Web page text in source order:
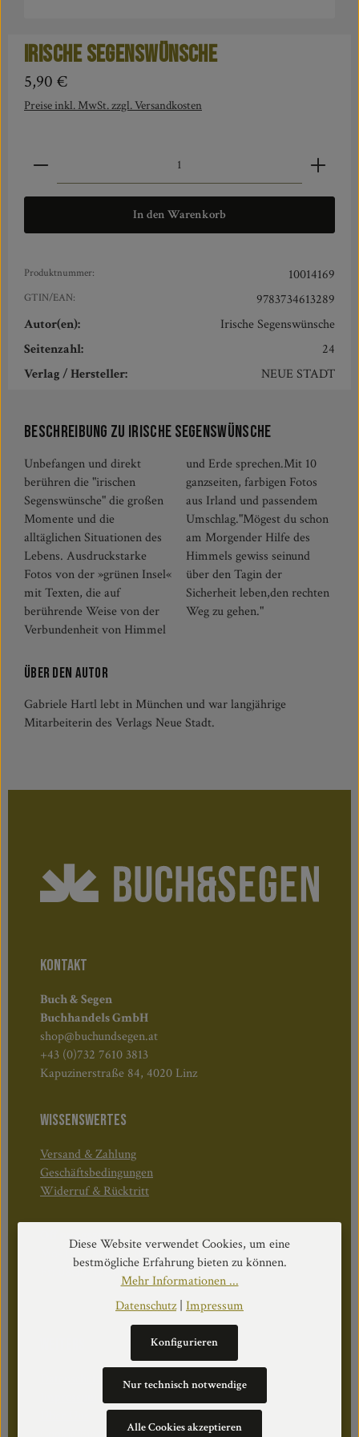
Irische Segenswünsche
Regulärer Preis:
5,90 €
Preise inkl. MwSt. zzgl. Versandkosten
Produkt Anzahl: Gib den gewünschten Wert ein oder
In den Warenkorb
Produktnummer: 10014169
GTIN/EAN:
9783734613289
Autor(en):
Irische Segenswünsche
Seitenzahl:
24
Verlag / Hersteller:
NEUE STADT
Beschreibung zu Irische Segenswünsche
Unbefangen und direkt
berühren die "irischen
Segenswünsche" die großen
Momente und die
alltäglichen Situationen des
Lebens. Ausdruckstarke
Fotos von der »grünen Insel«
mit Texten, die auf
berührende Weise von der
Verbundenheit von Himmel
und Erde sprechen.Mit 10
ganzseiten, farbigen Fotos
aus Irland und passendem
Umschlag."Mögest du schon
am Morgender Hilfe des
Himmels gewiss seinund
über den Tagin der
Sicherheit leben,den rechten
Weg zu gehen."
Über den Autor
Gabriele Hartl lebt in München und war langjährige
Mitarbeiterin des Verlags Neue Stadt.
KONTAKT
Buch & Segen
Buchhandels GmbH
shop@buchundsegen.at
+43 (0)732 7610 3813
Kapuzinerstraße 84, 4020 Linz
WISSENSWERTES
Versand & Zahlung
Geschäftsbedingungen
Widerruf & Rücktritt
Öffnungszeiten:
Mo–Do: 08:30–17:00 Uhr
Fr: 08:30–12:30 Uhr
Diese Website verwendet Cookies, um eine
bestmögliche Erfahrung bieten zu können.
Mehr Informationen ...
Datenschutz| Impressum
Nur technisch notwendige
Konfigurieren
Alle Cookies akzeptieren